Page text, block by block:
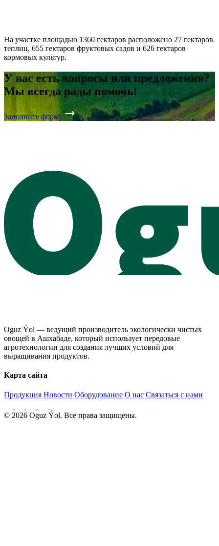
На участке площадью 1360 гектаров расположено 27 гектаров
теплиц, 655 гектаров фруктовых садов и 626 гектаров
кормовых культур.
У вас есть вопросы или предложения?
Мы всегда рады помочь!
Заполните форму
Oguz Ýol — ведущий производитель экологически чистых
овощей в Ашхабаде, который использует передовые
агротехнологии для создания лучших условий для
выращивания продуктов.
Карта сайта
Продукция Новости Оборудование О нас Связаться с нами
© 2026 Oguz Ýol. Все права защищены.